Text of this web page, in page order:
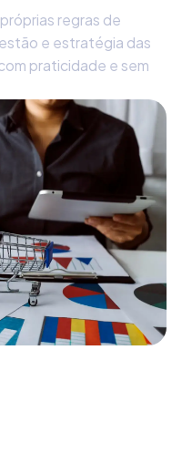
regras de
e estratégia das
praticidade e sem